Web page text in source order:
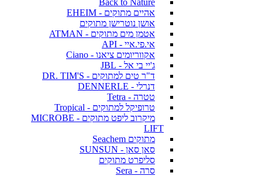
אהיים מתוקים - EHEIM
אושן נוטרישן מתוקים
אטמן מים מתוקים - ATMAN
אי.פי.איי - API
אקווריומים ציאנו - Ciano
ג'יי בי אל - JBL
ד"ר טים למתוקים - DR. TIM'S
דנרלי - DENNERLE
טטרה - Tetra
טרופיקל למתוקים - Tropical
מיקרוב ליפט מתוקים - MICROBE
LIFT
מתוקים Seachem
סאן סאן - SUNSUN
סליפרט מתוקים
סרה - Sera